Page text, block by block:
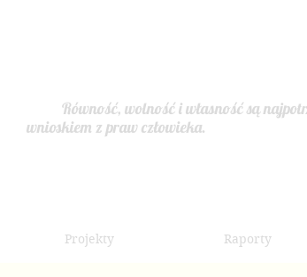
Równość, wolność i własność są
wnioskiem z praw człowieka.
Projekty Raporty